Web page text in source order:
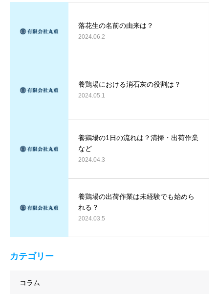
落花生の名前の由来は？
2024.06.2
養鶏場における消石灰の役割は？
2024.05.1
養鶏場の1日の流れは？清掃・出荷作業
など
2024.04.3
養鶏場の出荷作業は未経験でも始めら
れる？
2024.03.5
カテゴリー
コラム